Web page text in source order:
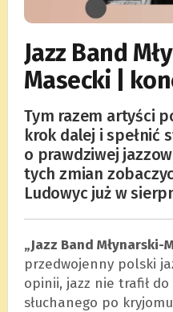
Jazz Band
Masecki |
Tym razem artyści
krok dalej i spełnić
o prawdziwej
tych zmian
Ludowyc już w
„Jazz Band Młynarski-
przedwojenny polski
opinii, jazz nie trafił
słuchanego po